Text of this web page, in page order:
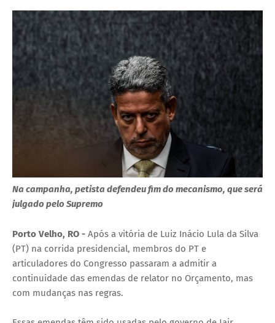
Na campanha, petista defendeu fim do mecanismo, que será
julgado pelo Supremo
Porto Velho, RO - Após a vitória de Luiz Inácio Lula da Silva
(PT) na corrida presidencial, membros do PT e
articuladores do Congresso passaram a admitir a
continuidade das emendas de relator no Orçamento, mas
com mudanças nas regras.